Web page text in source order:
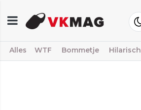
Alles WTF Bommetje Hilarisch